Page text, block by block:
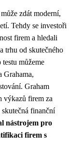
zdát moderní,
Tehdy se investoři
firem a hledali
trhu od skutečného
můžeme
Grahama,
Graham
výkazů firem za
finanční
nástrojem pro
firem s